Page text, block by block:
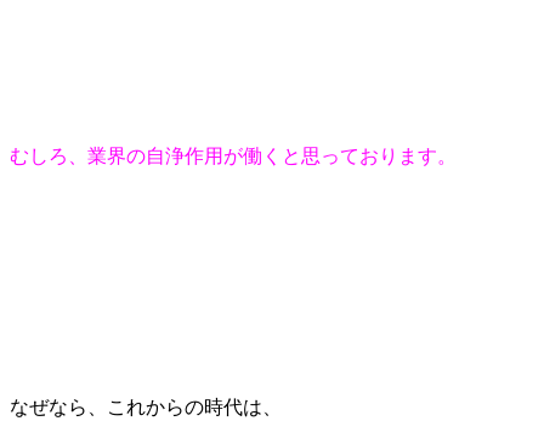
むしろ、業界の自浄作用が働くと思っております。
なぜなら、これからの時代は、